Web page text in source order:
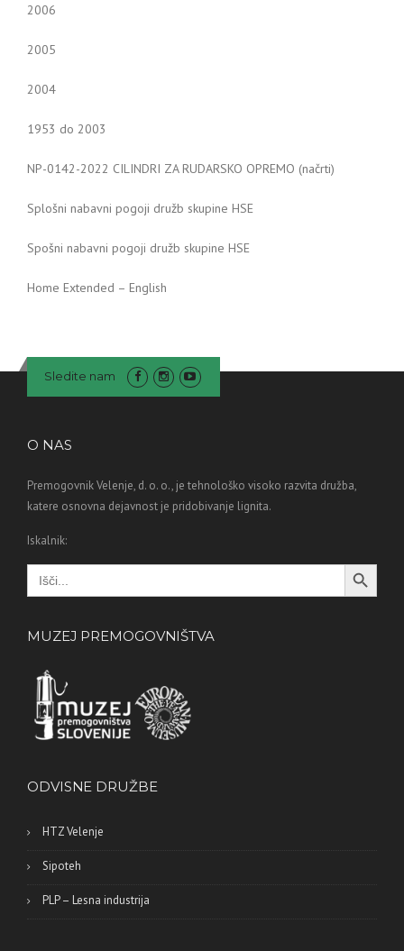
2006
2005
2004
1953 do 2003
NP-0142-2022 CILINDRI ZA RUDARSKO OPREMO (načrti)
Splošni nabavni pogoji družb skupine HSE
Spošni nabavni pogoji družb skupine HSE
Home Extended – English
Sledite nam
O NAS
Premogovnik Velenje, d. o. o., je tehnološko visoko razvita družba,
katere osnovna dejavnost je pridobivanje lignita.
Iskalnik:
Search
for:
Search Button
MUZEJ PREMOGOVNIŠTVA
ODVISNE DRUŽBE
HTZ Velenje
Sipoteh
PLP – Lesna industrija